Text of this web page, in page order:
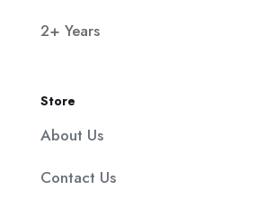
2+ Years
Store
About Us
Contact Us